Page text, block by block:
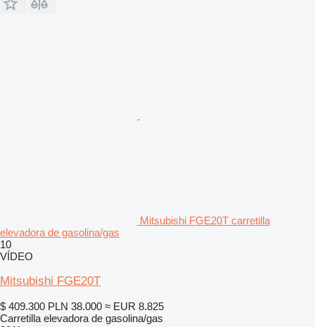
Mitsubishi FGE20T carretilla
elevadora de gasolina/gas
10
VÍDEO
Mitsubishi FGE20T
$ 409.300 PLN 38.000 ≈ EUR 8.825
Carretilla elevadora de gasolina/gas